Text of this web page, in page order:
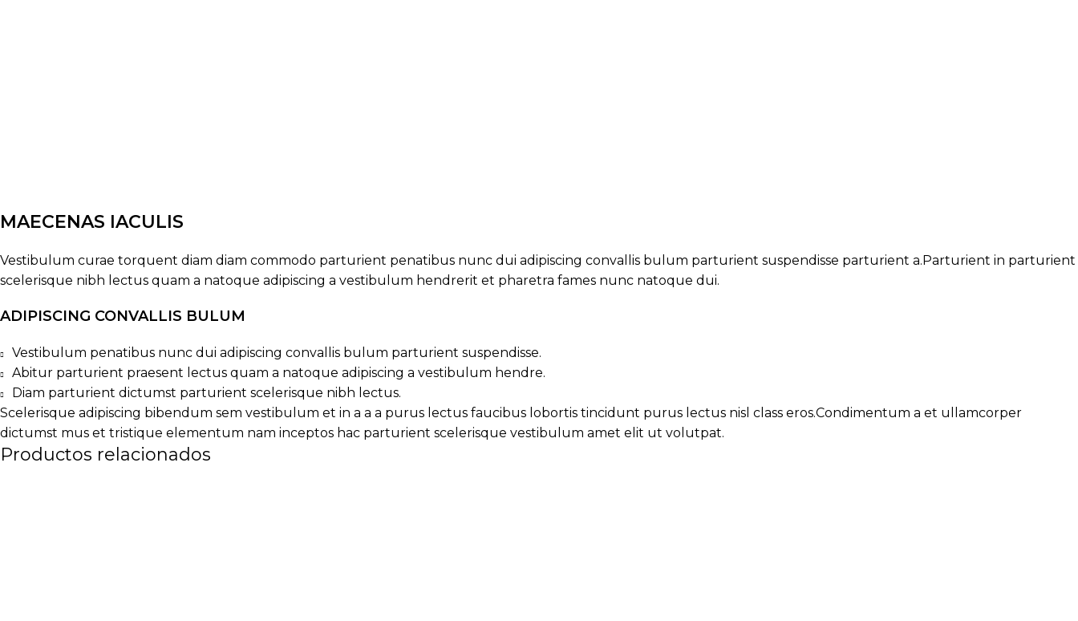
MAECENAS IACULIS
Vestibulum curae torquent diam diam commodo parturient penatibus nunc dui adipiscing convallis bulum parturient suspendisse parturient a.Parturient in parturient
scelerisque nibh lectus quam a natoque adipiscing a vestibulum hendrerit et pharetra fames nunc natoque dui.
ADIPISCING CONVALLIS BULUM
Vestibulum penatibus nunc dui adipiscing convallis bulum parturient suspendisse.
Abitur parturient praesent lectus quam a natoque adipiscing a vestibulum hendre.
Diam parturient dictumst parturient scelerisque nibh lectus.
Scelerisque adipiscing bibendum sem vestibulum et in a a a purus lectus faucibus lobortis tincidunt purus lectus nisl class eros.Condimentum a et ullamcorper
dictumst mus et tristique elementum nam inceptos hac parturient scelerisque vestibulum amet elit ut volutpat.
Productos relacionados